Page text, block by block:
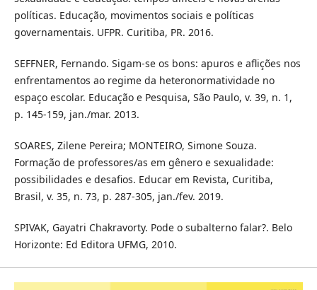
políticas. Educação, movimentos sociais e políticas
governamentais. UFPR. Curitiba, PR. 2016.
SEFFNER, Fernando. Sigam-se os bons: apuros e aflições nos
enfrentamentos ao regime da heteronormatividade no
espaço escolar. Educação e Pesquisa, São Paulo, v. 39, n. 1,
p. 145-159, jan./mar. 2013.
SOARES, Zilene Pereira; MONTEIRO, Simone Souza.
Formação de professores/as em gênero e sexualidade:
possibilidades e desafios. Educar em Revista, Curitiba,
Brasil, v. 35, n. 73, p. 287-305, jan./fev. 2019.
SPIVAK, Gayatri Chakravorty. Pode o subalterno falar?. Belo
Horizonte: Ed Editora UFMG, 2010.